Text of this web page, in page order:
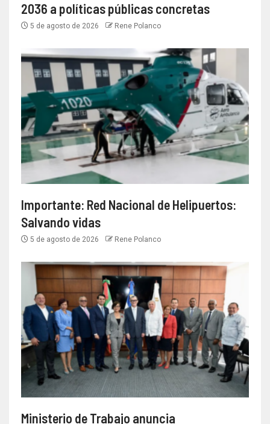
2036 a políticas públicas concretas
5 de agosto de 2026 Rene Polanco
Importante: Red Nacional de Helipuertos:
Salvando vidas
5 de agosto de 2026 Rene Polanco
Ministerio de Trabajo anuncia